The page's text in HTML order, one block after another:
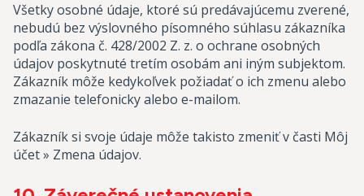
Všetky osobné údaje, ktoré sú predávajúcemu zverené,
nebudú bez výslovného písomného súhlasu zákazníka
podľa zákona č. 428/2002 Z. z. o ochrane osobných
údajov poskytnuté tretím osobám ani iným subjektom.
Zákazník môže kedykoľvek požiadať o ich zmenu alebo
zmazanie telefonicky alebo e-mailom.
Zákazník si svoje údaje môže takisto zmeniť v časti Môj
účet » Zmena údajov.